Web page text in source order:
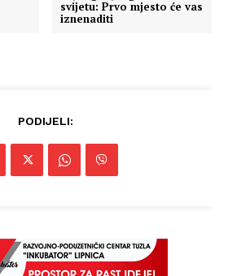
svijetu: Prvo mjesto će vas
iznenaditi
PODIJELI: